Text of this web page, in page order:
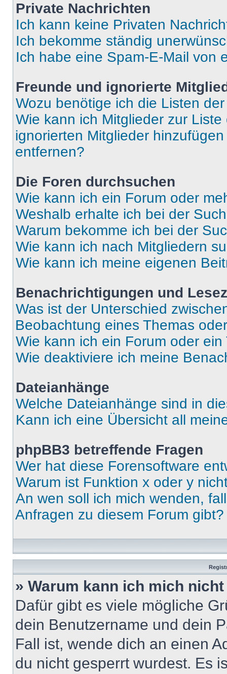
Private Nachrichten
Ich kann keine Privaten
Ich bekomme ständig
Ich habe eine Spam-E-Mail von
Freunde und ignorierte
Wozu benötige ich die Listen
Wie kann ich Mitglieder zur
ignorierten Mitglieder
entfernen?
Die Foren durchsuchen
Wie kann ich ein Forum oder
Weshalb erhalte ich bei der
Warum bekomme ich bei der
Wie kann ich nach Mitgliedern
Wie kann ich meine eigenen
Benachrichtigungen und
Was ist der Unterschied
Beobachtung eines Themas
Wie kann ich ein Forum oder
Wie deaktiviere ich meine
Dateianhänge
Welche Dateianhänge sind in
Kann ich eine Übersicht all
phpBB3 betreffende Fragen
Wer hat diese Forensoftware
Warum ist Funktion x oder y
An wen soll ich mich wenden,
Anfragen zu diesem Forum gibt?
» Warum kann ich mich
Dafür gibt es viele mögliche
dein Benutzername und dein
Fall ist, wende dich an einen
du nicht gesperrt wurdest. Es